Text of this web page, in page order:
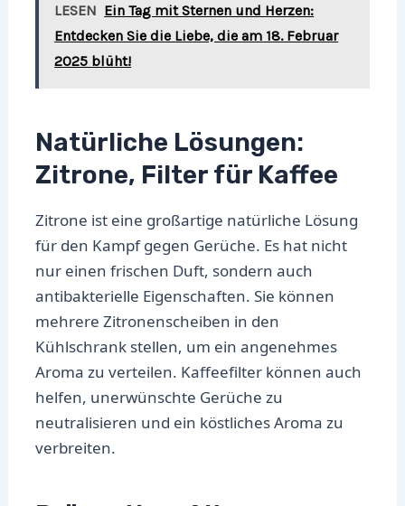
LESEN Ein Tag mit Sternen und Herzen:
Entdecken Sie die Liebe, die am 18. Februar
2025 blüht!
Natürliche Lösungen:
Zitrone, Filter für Kaffee
Zitrone ist eine großartige natürliche Lösung
für den Kampf gegen Gerüche. Es hat nicht
nur einen frischen Duft, sondern auch
antibakterielle Eigenschaften. Sie können
mehrere Zitronenscheiben in den
Kühlschrank stellen, um ein angenehmes
Aroma zu verteilen. Kaffeefilter können auch
helfen, unerwünschte Gerüche zu
neutralisieren und ein köstliches Aroma zu
verbreiten.